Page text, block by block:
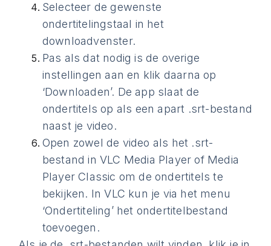
Selecteer de gewenste
ondertitelingstaal in het
downloadvenster.
Pas als dat nodig is de overige
instellingen aan en klik daarna op
‘Downloaden’. De app slaat de
ondertitels op als een apart .srt-bestand
naast je video.
Open zowel de video als het .srt-
bestand in VLC Media Player of Media
Player Classic om de ondertitels te
bekijken. In VLC kun je via het menu
‘Ondertiteling’ het ondertitelbestand
toevoegen.